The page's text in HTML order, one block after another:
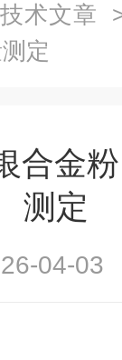
技术文章
定
合金
测定
04-